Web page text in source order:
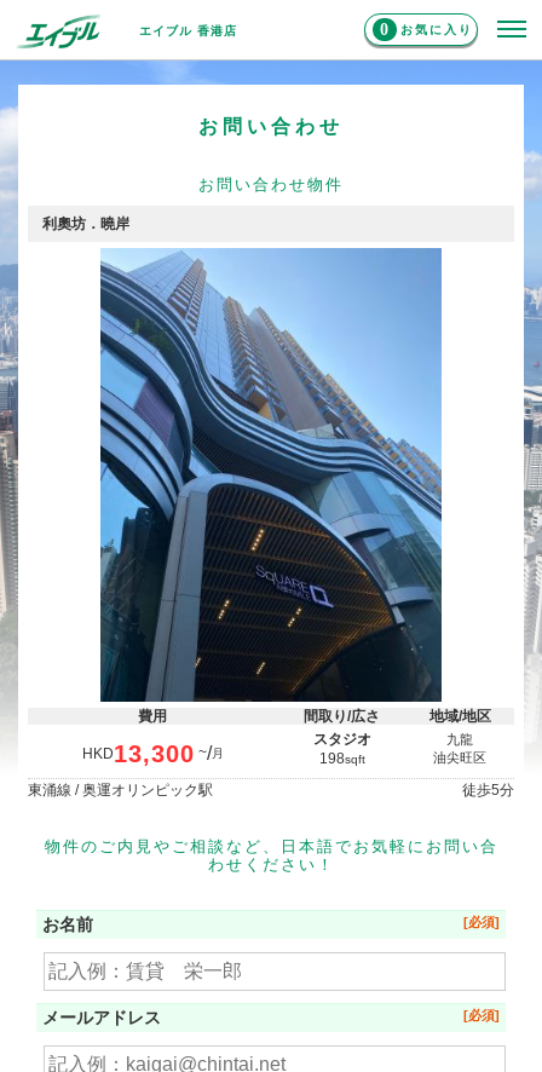
エイブル 香港店 0 お気に入り
お問い合わせ
お問い合わせ物件
利奧坊．曉岸
費用 間取り/広さ 地域/地区
HKD13,300 ~/月
スタジオ
198sqft
九龍
油尖旺区
東涌線 / 奥運オリンピック駅 徒歩5分
物件のご内見やご相談など、日本語でお気軽にお問い合
わせください！
お名前
メールアドレス